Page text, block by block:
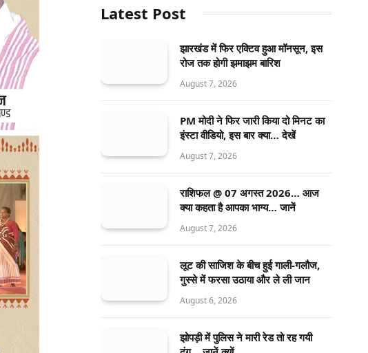
Latest Post
झारखंड में फिर एक्टिव हुआ मॉनसून, इस
रोज तक होगी झमाझम बारिश
August 7, 2026
PM मोदी ने फिर जारी किया दो मिनट का
इंस्टा वीडियो, इस बार क्या… देखें
August 7, 2026
राशिफल @ 07 अगस्त 2026… आज
क्या कहता है आपका भाग्य… जानें
August 7, 2026
लूट की साजिश के बीच हुई गाली-गलौज,
गुस्से में फरसा उठाया और ले ली जान
August 6, 2026
झोपड़ी में पुलिस ने मारी रेड तो रह गयी